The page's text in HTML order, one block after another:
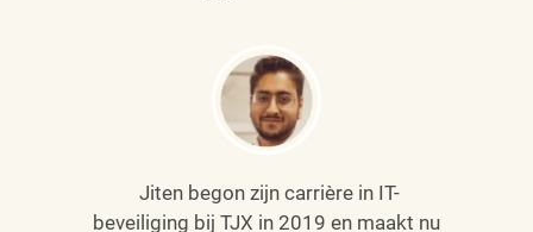
Jiten begon zijn carrière in IT-
beveiliging bij TJX in 2019 en maakt nu